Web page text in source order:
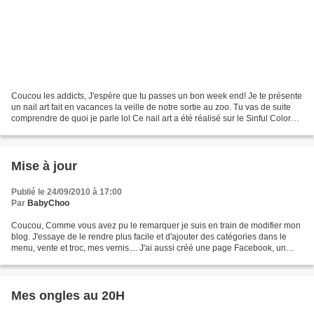
Coucou les addicts, J'espère que tu passes un bon week end! Je te présente
un nail art fait en vacances la veille de notre sortie au zoo. Tu vas de suite
comprendre de quoi je parle lol Ce nail art a été réalisé sur le Sinful Colors
Mise à jour
Publié le 24/09/2010 à 17:00
Par BabyChoo
Coucou, Comme vous avez pu le remarquer je suis en train de modifier mon
blog. J'essaye de le rendre plus facile et d'ajouter des catégories dans le
menu, vente et troc, mes vernis.... J'ai aussi créé une page Facebook, un
Mes ongles au 20H